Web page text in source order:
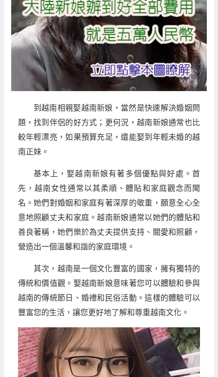
到越南相親娶越南新娘，當然是快速解決婚姻問
題，找到伴侶的好方式；更何況，越南新娘通常也比
較年輕漂亮，如果預算充足，還能娶到年輕未婚的越
南正妹。
基本上，娶越南新娘有著多個優點與好處。首
先，越南女性通常以其柔順、體貼和家庭觀念而聞
名。她們對婚姻和家庭有著深厚的敬重，願意全心全
意地照顧丈夫和家庭。越南新娘通常以她們的體貼和
善良著稱，她們樂於為丈夫提供支持、關愛和照顧，
營造出一個溫馨和諧的家庭環境。
其次，越南是一個文化豐富的國家，擁有獨特的
傳統和價值觀。娶越南新娘意味著您可以體驗和參與
越南的傳統節日、婚禮和民俗活動。這樣的體驗可以
豐富您的生活，讓您更好地了解和尊重越南文化。